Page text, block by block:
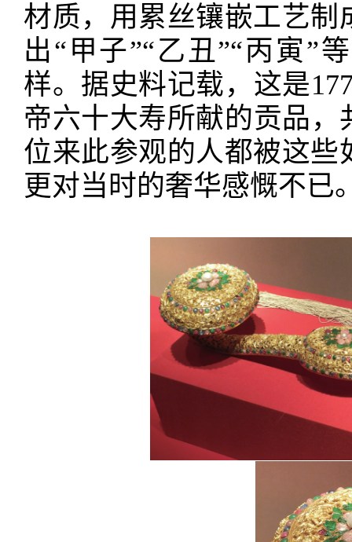
材质，用累丝镶嵌工艺
出“甲子”“乙丑”“丙寅”
样。据史料记载，这是
帝六十大寿所献的贡品，
位来此参观的人都被这
更对当时的奢华感慨不已